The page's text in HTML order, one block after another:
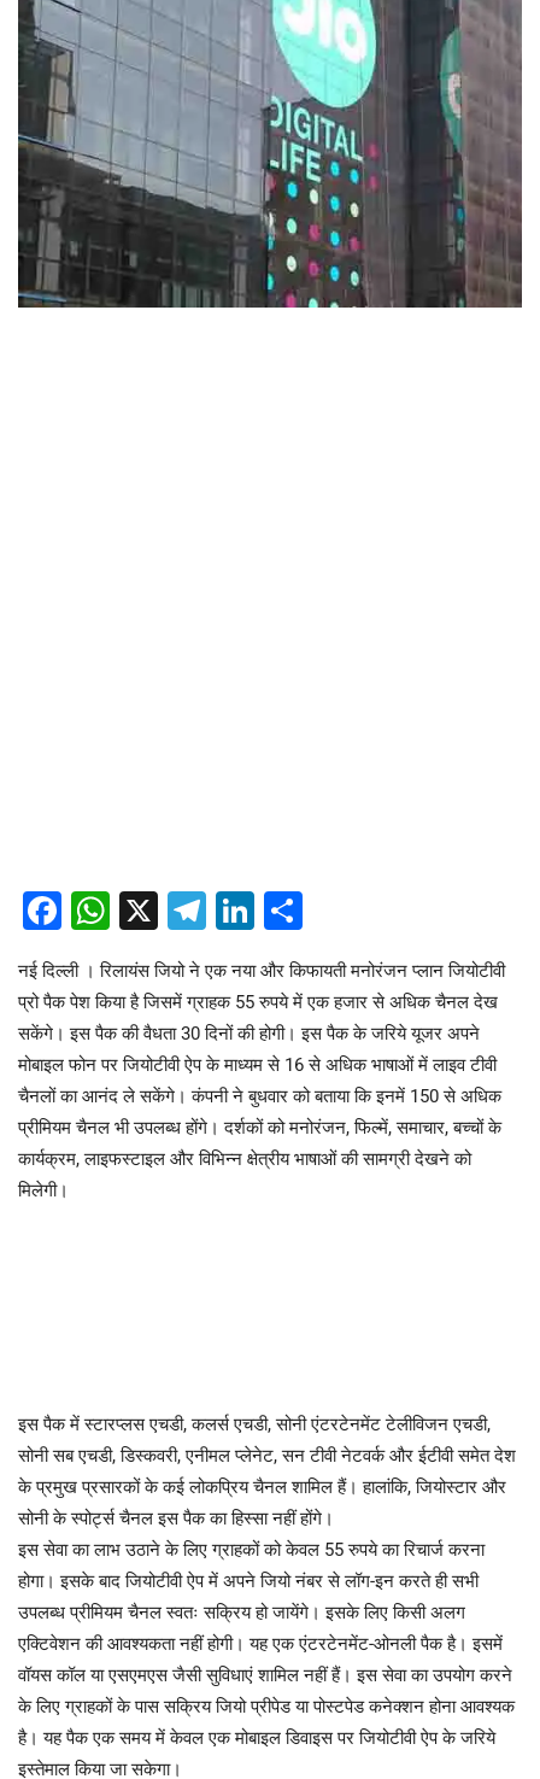
Facebook
WhatsApp
X Telegram
LinkedIn
नई दिल्ली । रिलायंस जियो ने एक नया और किफायती मनोरंजन प्लान जियोटीवी
प्रो पैक पेश किया है जिसमें ग्राहक 55 रुपये में एक हजार से अधिक चैनल देख
सकेंगे। इस पैक की वैधता 30 दिनों की होगी। इस पैक के जरिये यूजर अपने
मोबाइल फोन पर जियोटीवी ऐप के माध्यम से 16 से अधिक भाषाओं में लाइव टीवी
चैनलों का आनंद ले सकेंगे। कंपनी ने बुधवार को बताया कि इनमें 150 से अधिक
प्रीमियम चैनल भी उपलब्ध होंगे। दर्शकों को मनोरंजन, फिल्में, समाचार, बच्चों के
कार्यक्रम, लाइफस्टाइल और विभिन्न क्षेत्रीय भाषाओं की सामग्री देखने को
मिलेगी।
इस पैक में स्टारप्लस एचडी, कलर्स एचडी, सोनी एंटरटेनमेंट टेलीविजन एचडी,
सोनी सब एचडी, डिस्कवरी, एनीमल प्लेनेट, सन टीवी नेटवर्क और ईटीवी समेत देश
के प्रमुख प्रसारकों के कई लोकप्रिय चैनल शामिल हैं। हालांकि, जियोस्टार और
सोनी के स्पोर्ट्स चैनल इस पैक का हिस्सा नहीं होंगे।
इस सेवा का लाभ उठाने के लिए ग्राहकों को केवल 55 रुपये का रिचार्ज करना
होगा। इसके बाद जियोटीवी ऐप में अपने जियो नंबर से लॉग-इन करते ही सभी
उपलब्ध प्रीमियम चैनल स्वतः सक्रिय हो जायेंगे। इसके लिए किसी अलग
एक्टिवेशन की आवश्यकता नहीं होगी। यह एक एंटरटेनमेंट-ओनली पैक है। इसमें
वॉयस कॉल या एसएमएस जैसी सुविधाएं शामिल नहीं हैं। इस सेवा का उपयोग करने
के लिए ग्राहकों के पास सक्रिय जियो प्रीपेड या पोस्टपेड कनेक्शन होना आवश्यक
है। यह पैक एक समय में केवल एक मोबाइल डिवाइस पर जियोटीवी ऐप के जरिये
इस्तेमाल किया जा सकेगा।